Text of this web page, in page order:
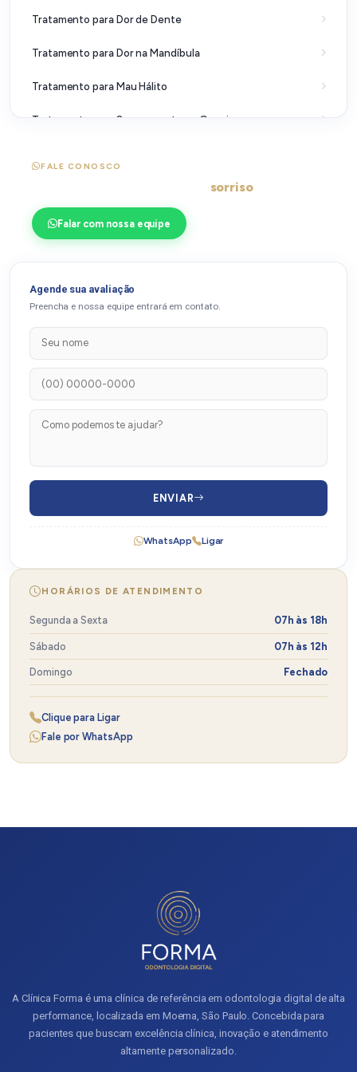
Tratamento para Dor de Dente
Tratamento para Dor na Mandíbula
Tratamento para Mau Hálito
Tratamento para Sangramento na Gengiva
FALE CONOSCO
sorriso?
Falar com nossa equipe
Agende sua avaliação
Preencha e nossa equipe entrará em contato.
ENVIAR
WhatsApp Ligar
HORÁRIOS DE ATENDIMENTO
Segunda a Sexta 07h às 18h
Sábado 07h às 12h
Domingo Fechado
Clique para Ligar
Fale por WhatsApp
A Clínica Forma é uma clínica de referência em odontologia digital de alta
performance, localizada em Moema, São Paulo. Concebida para
pacientes que buscam excelência clínica, inovação e atendimento
altamente personalizado.